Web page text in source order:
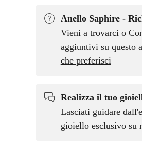
Anello Saphire -
Vieni a trovarci o
aggiuntivi su questo
che preferisci
Realizza il tuo
Lasciati guidare
gioiello esclusivo su